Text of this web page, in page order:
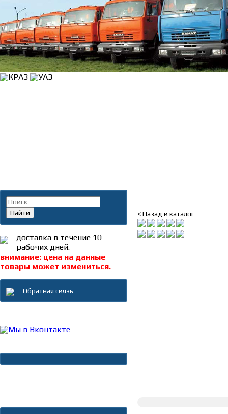
< Назад в каталог
Найти
доставка в течение 10
рабочих дней.
внимание: цена на данные
товары может измениться.
Обратная связь